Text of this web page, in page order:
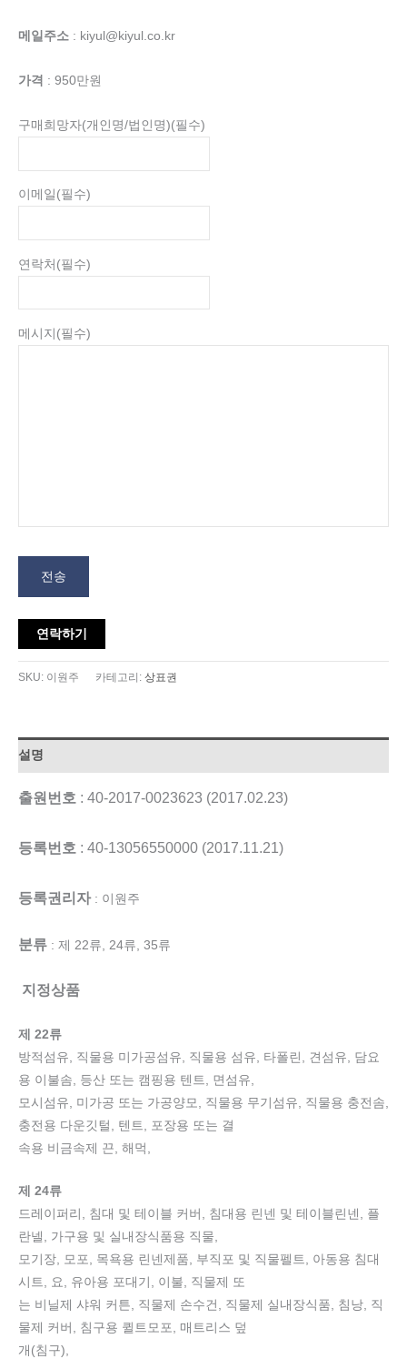
메일주소 : kiyul@kiyul.co.kr
가격 : 950만원
구매희망자(개인명/법인명)(필수)
이메일 (필수)
연락처 (필수)
메시지 (필수)
전송
연락하기
SKU: 이원주 카테고리: 상표권
설명
출원번호 : 40-2017-0023623 (2017.02.23)
등록번호 : 40-13056550000 (2017.11.21)
등록권리자: 이원주
분류 : 제 22류, 24류, 35류
지정상품
제 22류
방적섬유, 직물용 미가공섬유, 직물용 섬유, 타폴린, 견섬유, 담요
용 이불솜, 등산 또는 캠핑용 텐트, 면섬유,
모시섬유, 미가공 또는 가공양모, 직물용 무기섬유, 직물용 충전솜,
충전용 다운깃털, 텐트, 포장용 또는 결
속용 비금속제 끈, 해먹,
제 24류
드레이퍼리, 침대 및 테이블 커버, 침대용 린넨 및 테이블린넨, 플
란넬, 가구용 및 실내장식품용 직물,
모기장, 모포, 목욕용 린넨제품, 부직포 및 직물펠트, 아동용 침대
시트, 요, 유아용 포대기, 이불, 직물제 또
는 비닐제 샤워 커튼, 직물제 손수건, 직물제 실내장식품, 침낭, 직
물제 커버, 침구용 퀼트모포, 매트리스 덮
개(침구),